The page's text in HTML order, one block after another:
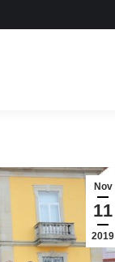
Nov
11
2019